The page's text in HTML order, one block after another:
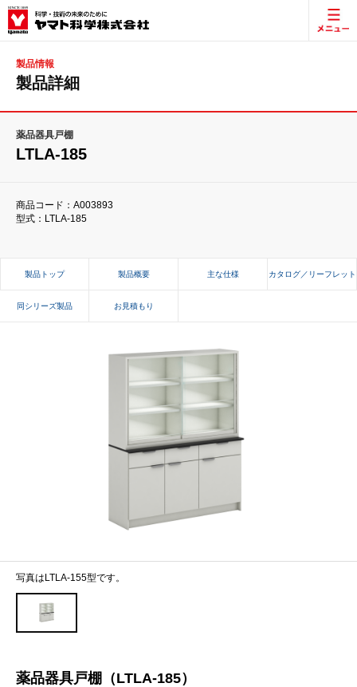
製品情報
製品詳細
薬品器具戸棚
LTLA-185
商品コード：A003893
型式：LTLA-185
製品トップ 製品概要 主な仕様 カタログ／リーフレット
同シリーズ製品 お見積もり
写真はLTLA-155型です。
薬品器具戸棚（LTLA-185）